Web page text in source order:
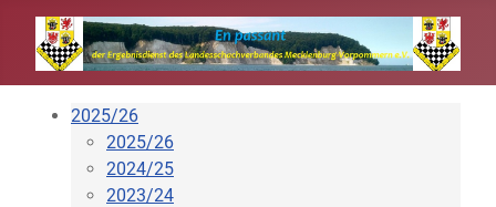
2025/26
2025/26
2024/25
2023/24